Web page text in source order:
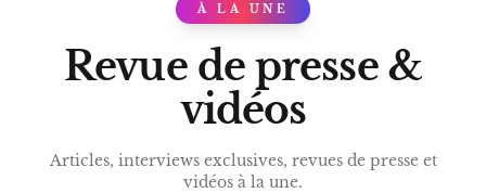
PRESS
À LA UNE
Revue de presse &
vidéos
Articles, interviews exclusives, revues de presse et
vidéos à la une.